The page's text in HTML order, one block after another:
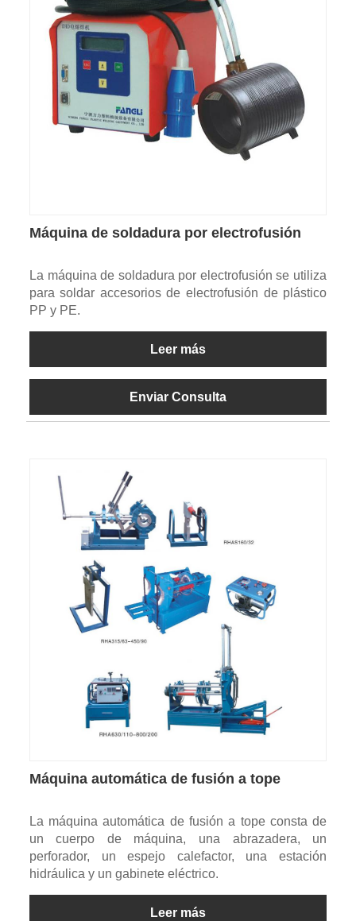
Máquina de soldadura por electrofusión
La máquina de soldadura por electrofusión se utiliza
para soldar accesorios de electrofusión de plástico
PP y PE.
Leer más
Enviar Consulta
Máquina automática de fusión a tope
La máquina automática de fusión a tope consta de
un cuerpo de máquina, una abrazadera, un
perforador, un espejo calefactor, una estación
hidráulica y un gabinete eléctrico.
Leer más